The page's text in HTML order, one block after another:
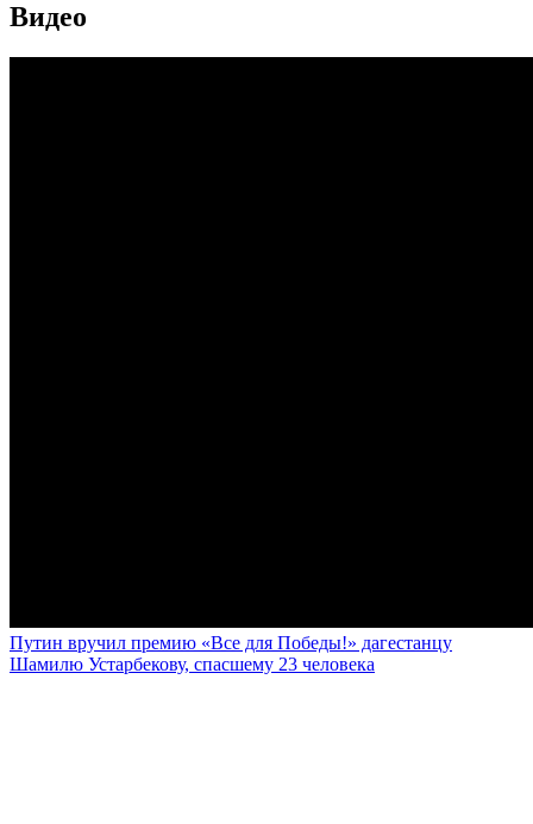
Видео
Путин вручил премию «Все для Победы!» дагестанцу
Шамилю Устарбекову, спасшему 23 человека